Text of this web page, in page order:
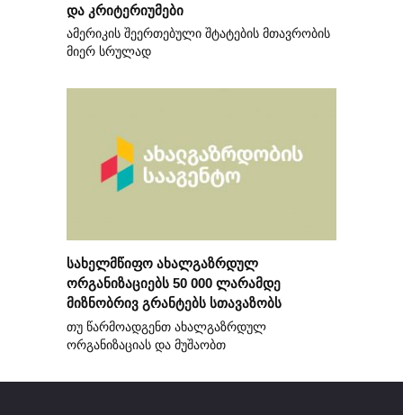
და კრიტერიუმები
ამერიკის შეერთებული შტატების მთავრობის
მიერ სრულად
სახელმწიფო ახალგაზრდულ
ორგანიზაციებს 50 000 ლარამდე
მიზნობრივ გრანტებს სთავაზობს
თუ წარმოადგენთ ახალგაზრდულ
ორგანიზაციას და მუშაობთ